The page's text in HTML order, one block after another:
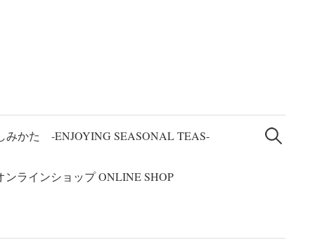
みかた -ENJOYING SEASONAL TEAS-
ンラインショップ ONLINE SHOP
索